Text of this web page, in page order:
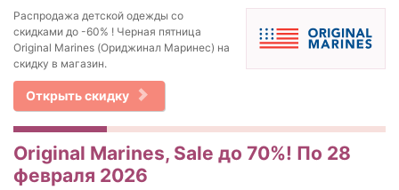
Распродажа детской одежды со
скидками до -60% ! Черная пятница
Original Marines (Ориджинал Маринес) на
скидку в магазин.
Открыть скидку
Original Marines, Sale до 70%! По 28
февраля 2026